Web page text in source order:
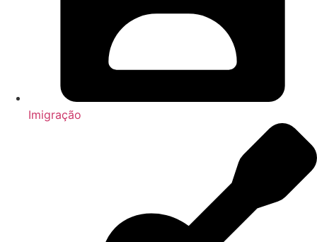
Imigração